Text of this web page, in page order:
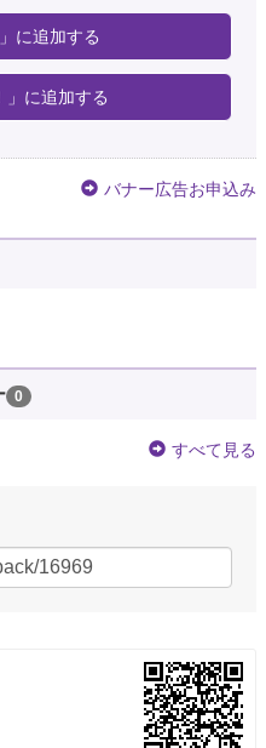
に追加する
」に追加する
バナー広告お申込み
0
すべて見る